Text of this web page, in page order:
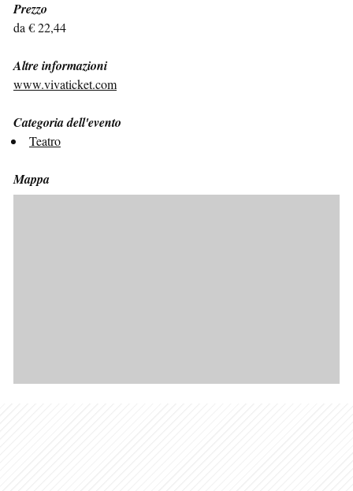
Prezzo
da € 22,44
Altre informazioni
www.vivaticket.com
Categoria dell'evento
Teatro
Mappa